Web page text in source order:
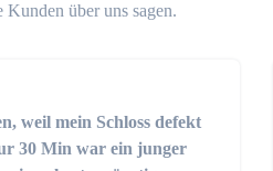
Kunden über uns sagen.
weil mein Schloss defekt
30 Min war ein junger